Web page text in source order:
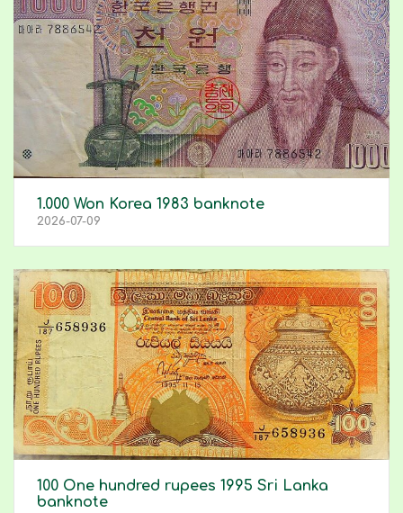
1.000 Won Korea 1983 banknote
2026-07-09
100 One hundred rupees 1995 Sri Lanka
banknote